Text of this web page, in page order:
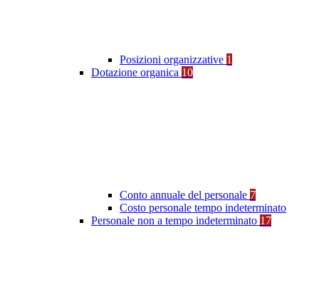
Posizioni organizzative 1
Dotazione organica 10
Conto annuale del personale 7
Costo personale tempo indeterminato
Personale non a tempo indeterminato 17